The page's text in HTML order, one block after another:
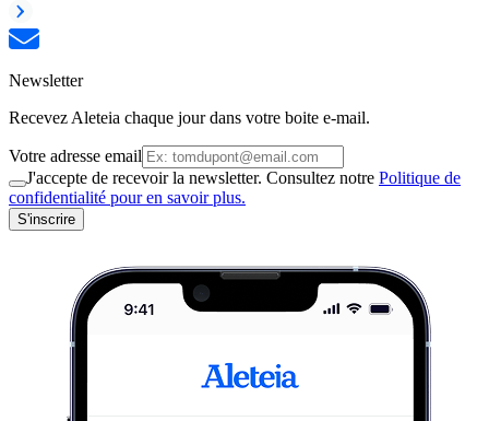
Newsletter
Recevez Aleteia chaque jour dans votre boite e-mail.
Votre adresse email
J'accepte de recevoir la newsletter. Consultez notre Politique de
confidentialité pour en savoir plus.
S'inscrire